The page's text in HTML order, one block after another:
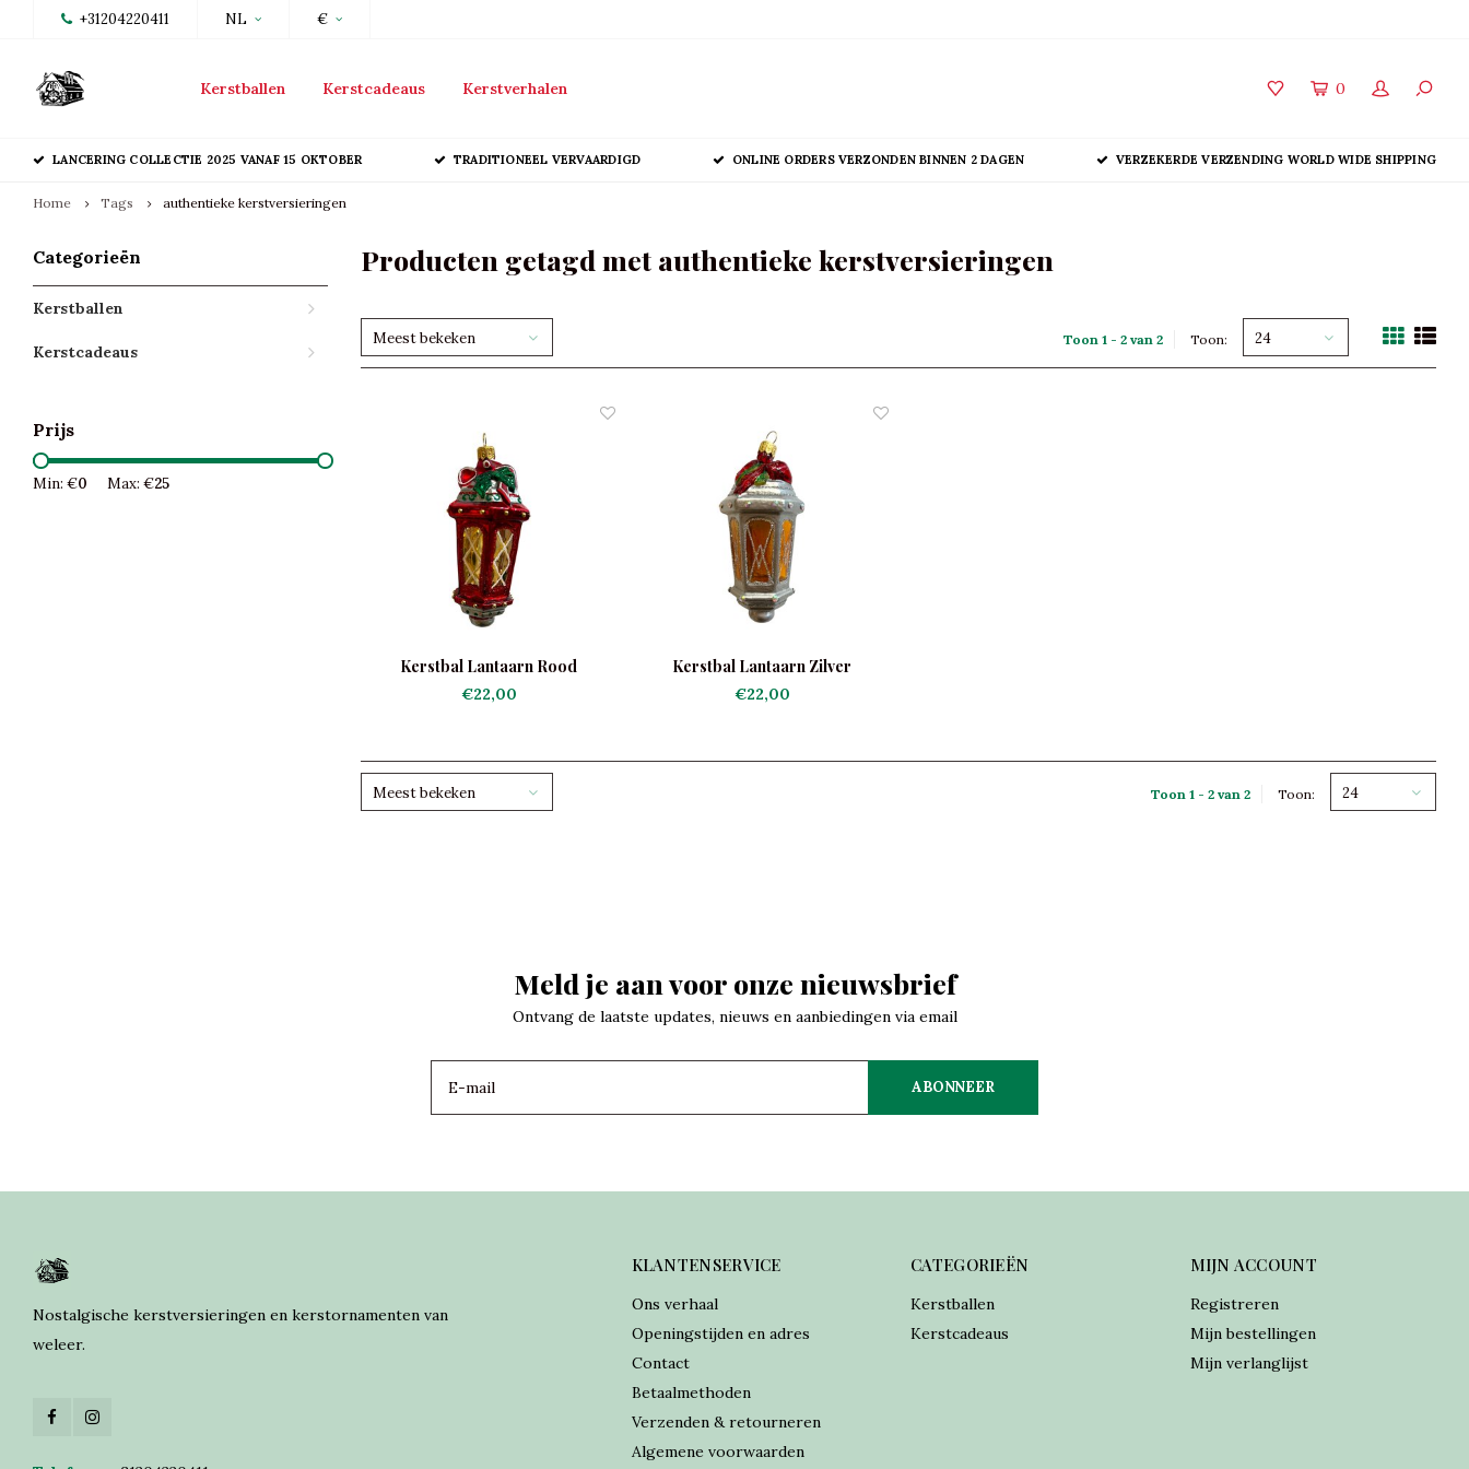
+31204220411 NL €
Kerstballen Kerstcadeaus Kerstverhalen 0
LANCERING COLLECTIE 2025 VANAF 15 OKTOBER TRADITIONEEL VERVAARDIGD ONLINE ORDERS VERZONDEN BINNEN 2 DAGEN VERZEKERDE VERZENDING WORLD WIDE SHIPPING
Home Tags authentieke kerstversieringen
Categorieën
Kerstballen
Kerstcadeaus
Prijs
Min: €0 Max: €25
Producten getagd met authentieke kerstversieringen
Meest bekeken Toon 1 - 2 van 2 Toon: 24
Kerstbal Lantaarn Rood
€22,00
Kerstbal Lantaarn Zilver
€22,00
Meest bekeken Toon 1 - 2 van 2 Toon: 24
Meld je aan voor onze nieuwsbrief
Ontvang de laatste updates, nieuws en aanbiedingen via email
ABONNEER
Nostalgische kerstversieringen en kerstornamenten van
weleer.
KLANTENSERVICE
Ons verhaal
Openingstijden en adres
Contact
Betaalmethoden
Verzenden & retourneren
Algemene voorwaarden
CATEGORIEËN
Kerstballen
Kerstcadeaus
MIJN ACCOUNT
Registreren
Mijn bestellingen
Mijn verlanglijst